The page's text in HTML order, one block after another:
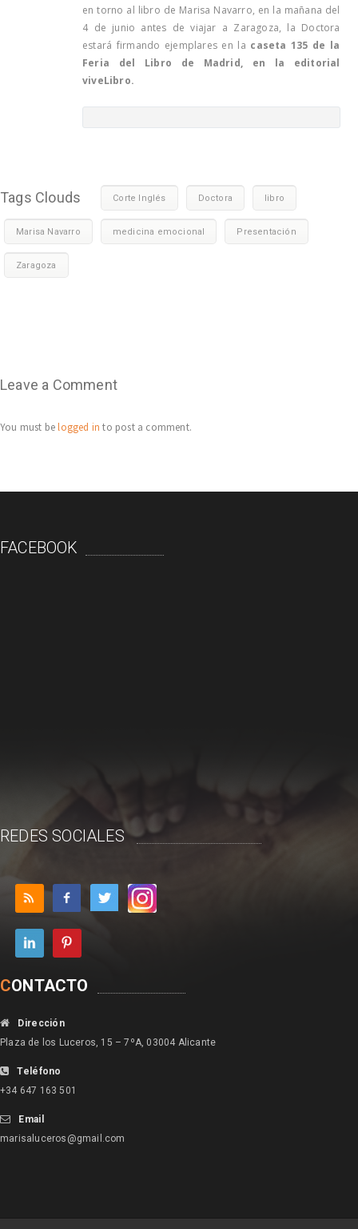
en torno al libro de Marisa Navarro, en la mañana del
4 de junio antes de viajar a Zaragoza, la Doctora
estará firmando ejemplares en la caseta 135 de la
Feria del Libro de Madrid, en la editorial
viveLibro.
Tags Clouds Corte Inglés Doctora libro
Marisa Navarro medicina emocional Presentación
Zaragoza
Leave a Comment
You must belogged in to post a comment.
FACEBOOK
REDES SOCIALES
CONTACTO
Dirección
Plaza de los Luceros, 15 – 7ºA, 03004 Alicante
Teléfono
+34 647 163 501
Email
marisaluceros@gmail.com